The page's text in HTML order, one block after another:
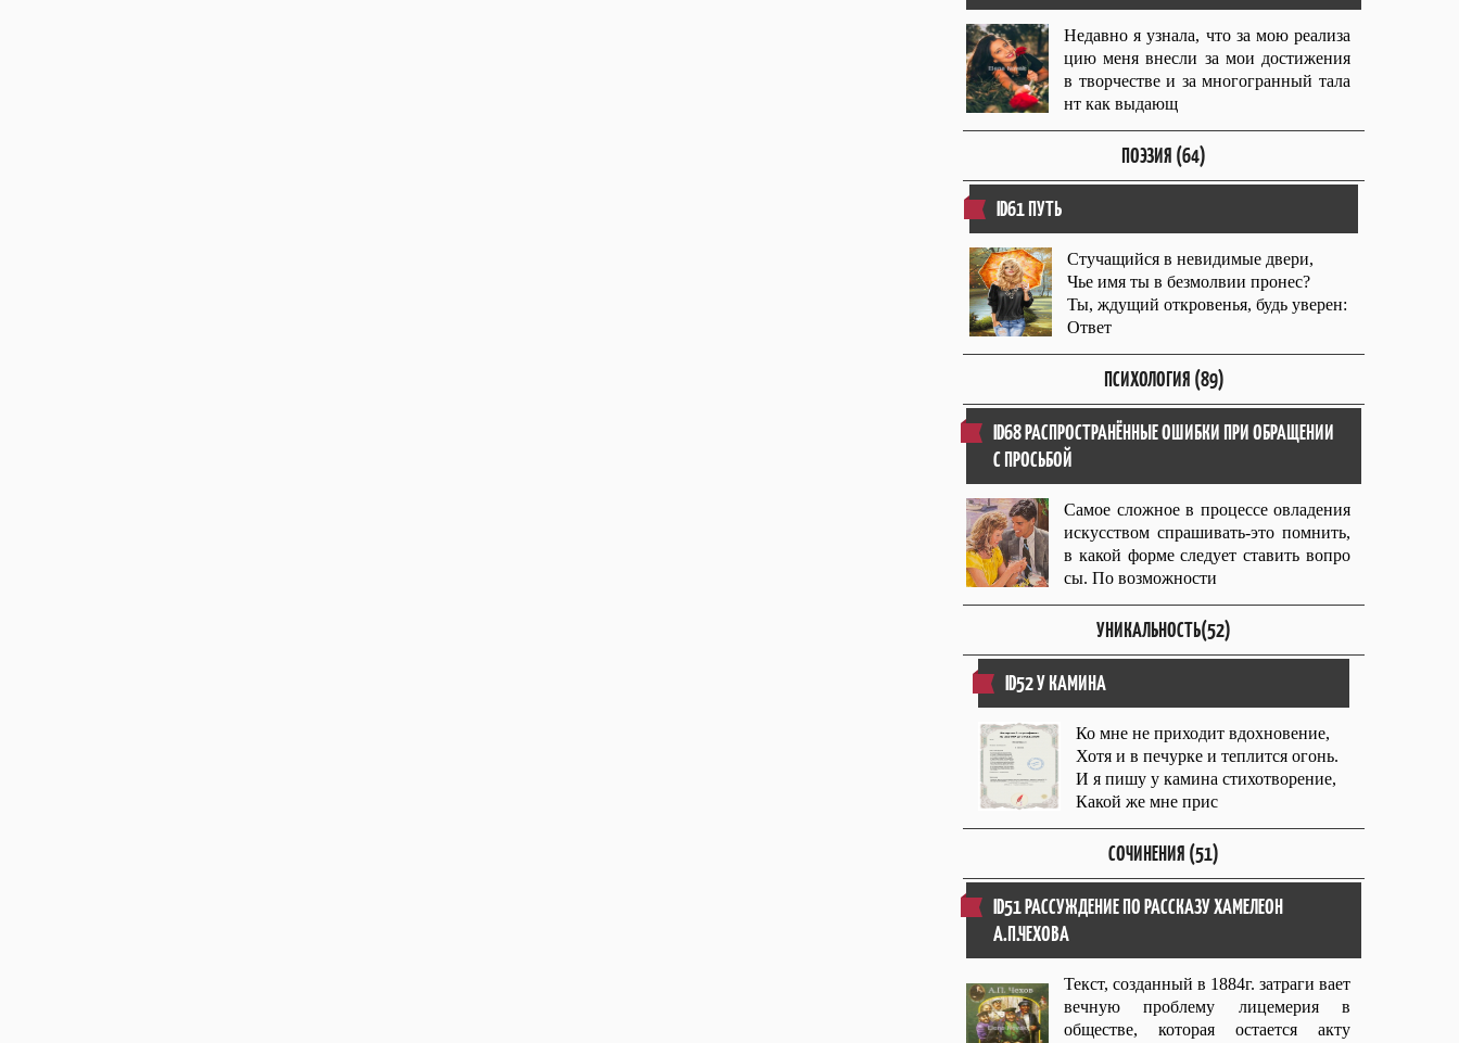
Недавно я узнала, что за мою реализа
цию меня внесли за мои достижения
в творчестве и за многогранный тала
нт как выдающ
ПОЭЗИЯ (64)
ID61 ПУТЬ
Стучащийся в невидимые двери,
Чье имя ты в безмолвии пронес?
Ты, ждущий откровенья, будь уверен:
Ответ
ПСИХОЛОГИЯ (89)
ID68 РАСПРОСТРАНЁННЫЕ ОШИБКИ ПРИ ОБРАЩЕНИИ
С ПРОСЬБОЙ
Самое сложное в процессе овладения
искусством спрашивать-это помнить,
в какой форме следует ставить вопро
сы. По возможности
УНИКАЛЬНОСТЬ(52)
ID52 У КАМИНА
Ко мне не приходит вдохновение,
Хотя и в печурке и теплится огонь.
И я пишу у камина стихотворение,
Какой же мне прис
СОЧИНЕНИЯ (51)
ID51 РАССУЖДЕНИЕ ПО РАССКАЗУ ХАМЕЛЕОН
А.П.ЧЕХОВА
Текст, созданный в 1884г. затраги вает
вечную проблему лицемерия в
обществе, которая остается акту